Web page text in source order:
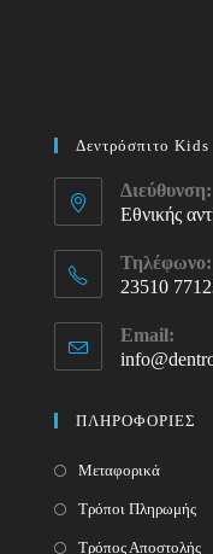
Δεντρόσπιτο Kids
Διεύθυνση:
Εθνικής
Τηλέφωνο:
23510
in
Email:
ΠΛΗΡΟΦΟΡΙΕΣ
Μεταφορικά
Τρόποι Πληρωμής
Τρόπος Αποστολής